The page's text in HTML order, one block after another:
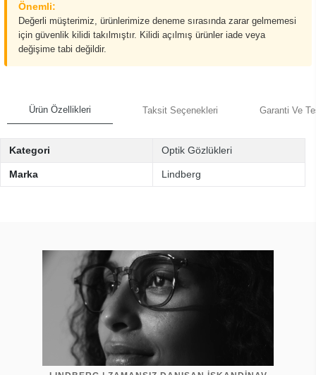
Önemli:
Değerli müşterimiz, ürünlerimize deneme sırasında zarar gelmemesi
için güvenlik kilidi takılmıştır. Kilidi açılmış ürünler iade veya
değişime tabi değildir.
Ürün Özellikleri Taksit Seçenekleri Garanti Ve
Kategori Optik Gözlükleri
Marka Lindberg